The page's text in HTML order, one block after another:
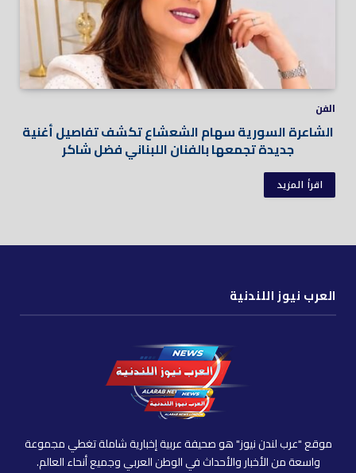
الفن
الشاعرة السورية سهام الشعشاع تكشف تفاصيل أغنية
جديدة تجمعها بالفنان اللبناني فضل شاكر
اقرأ المزيد
العرب نيوز اللندنية
موقع "عرب لندن نيوز" هو صحيفة عربية إخبارية شاملة تغطي مجموعة
واسعة من الأخبار والأحداث في الوطن العربي وجميع أنحاء العالم.